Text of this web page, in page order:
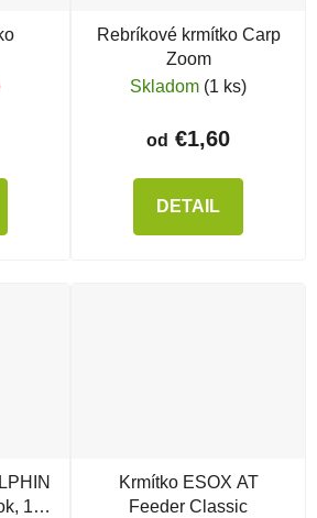
Rebríkové krmítko Carp
Zoom
Skladom (1 ks)
od €1,60
DETAIL
10
Krmítko ESOX AT
Feeder Classic